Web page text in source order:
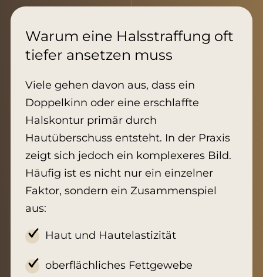
Warum eine Halsstraffung oft
tiefer ansetzen muss
Viele gehen davon aus, dass ein
Doppelkinn oder eine erschlaffte
Halskontur primär durch
Hautüberschuss entsteht. In der Praxis
zeigt sich jedoch ein komplexeres Bild.
Häufig ist es nicht nur ein einzelner
Faktor, sondern ein Zusammenspiel
aus:
Haut und Hautelastizität
oberflächliches Fettgewebe